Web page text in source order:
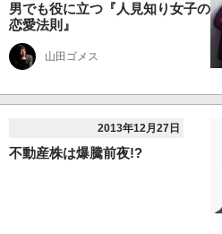
男でも役に立つ『人見知り女子の
恋愛法則』
山田ゴメス
2013年12月27日
不動産株は爆騰前夜!?